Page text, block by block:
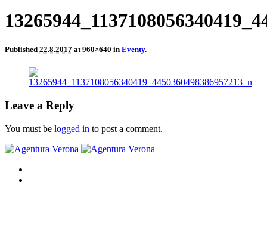
Published 22.8.2017 at 960×640 in Eventy.
Leave a Reply
You must be logged in to post a comment.